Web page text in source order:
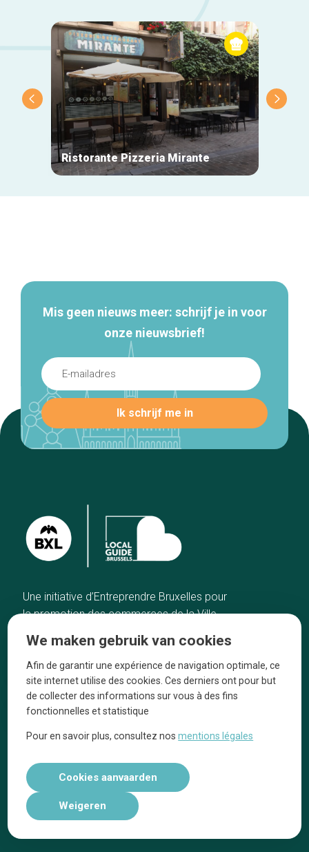
Ristorante Pizzeria Mirante
Mis geen nieuws meer: schrijf je in voor
onze nieuwsbrief!
Une initiative d’Entreprendre Bruxelles pour
la promotion des commerces de la Ville
Home
De beste adressen
Blog
Winkelwijken
Tops 10
De ambachtslieden
Over ons
Ze praten over ons!
kennisgevingen
We maken gebruik van cookies
Afin de garantir une expérience de navigation optimale, ce
site internet utilise des cookies. Ces derniers ont pour but
de collecter des informations sur vous à des fins
fonctionnelles et statistique
Pour en savoir plus, consultez nosmentions légales
Cookies aanvaarden
Weigeren